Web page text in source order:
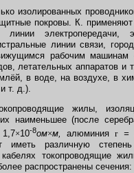
изолированных
покровы. К.
электропередачи,
линии связи,
рабочим машинам
летательных аппаратов и
в воде, на воздухе, в
т. д.).
жилы,
(после
×10-8ом×м, алюминияr =
иметь различную
токопроводящие
распространены